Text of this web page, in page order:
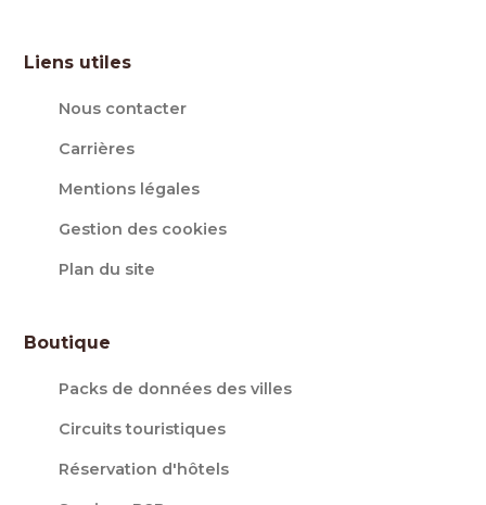
Liens utiles
Nous contacter
Carrières
Mentions légales
Gestion des cookies
Plan du site
Boutique
Packs de données des villes
Circuits touristiques
Réservation d'hôtels